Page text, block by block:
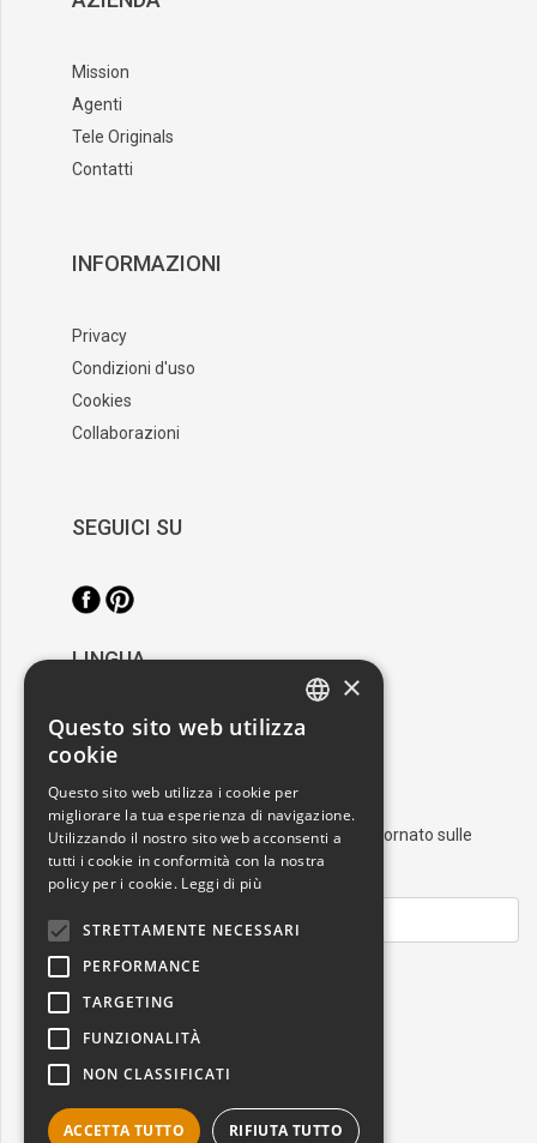
Mission
Agenti
Tele Originals
Contatti
INFORMAZIONI
Privacy
Condizioni d'uso
Cookies
Collaborazioni
SEGUICI SU
LINGUA
Iscriviti alla nostra newsletter e resta aggiornato sulle
ultime novità nel mondo dell'arte
ISCRIVITI
×
Questo sito web utilizza
cookie
Questo sito web utilizza i cookie per
migliorare la tua esperienza di navigazione.
Utilizzando il nostro sito web acconsenti a
tutti i cookie in conformità con la nostra
policy per i cookie. Leggi di più
STRETTAMENTE NECESSARI
PERFORMANCE
TARGETING
FUNZIONALITÀ
NON CLASSIFICATI
ACCETTA TUTTO RIFIUTA TUTTO